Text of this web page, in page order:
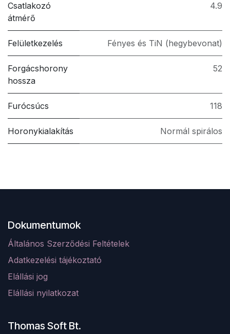
Csatlakozó
átmérő
4.9
Felületkezelés Fényes és TiN (hegybevonat)
Forgácshorony
hossza
52
Furócsúcs 118
Horonykialakítás Normál spirálos
Dokumentumok
Általános Szerződési Feltételek
Adatkezelési tájékoztató
Elállási jog
Elállási nyilatkozat
Thomas Soft Bt.